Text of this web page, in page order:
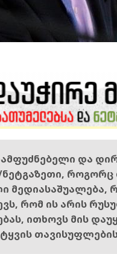
და
რომ ის არის
ითხოვს მის